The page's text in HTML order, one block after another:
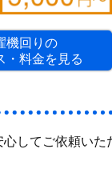
機回りの
・料金を見る
してご依頼い